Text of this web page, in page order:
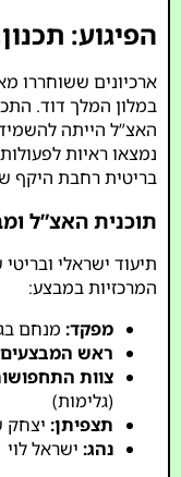
הפיגוע:
ארכיונים ששוחררו
האצ”ל הייתה
נמצאו ראיות
בריטית רחבת היקף
תוכנית האצ”ל
תיעוד ישראלי
המרכזיות במבצע:
מפקד: מנחם
ראש
צוות
(גלימות)
תצפיתן: יצחק
נהג: ישראל לוי